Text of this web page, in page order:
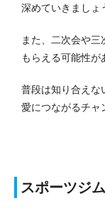
深めていきましょ
また、二次会や
もらえる可能性が
普段は知り合えな
愛につながるチャ
スポーツジム